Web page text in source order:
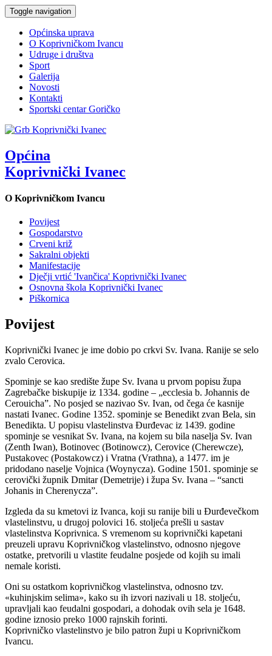
Toggle navigation
Općinska uprava
O Koprivničkom Ivancu
Udruge i društva
Sport
Galerija
Novosti
Kontakti
Sportski centar Goričko
Općina
Koprivnički Ivanec
O Koprivničkom Ivancu
Povijest
Gospodarstvo
Crveni križ
Sakralni objekti
Manifestacije
Dječji vrtić 'Ivančica' Koprivnički Ivanec
Osnovna škola Koprivnički Ivanec
Piškornica
Povijest
Koprivnički Ivanec je ime dobio po crkvi Sv. Ivana. Ranije se selo
zvalo Cerovica.
Spominje se kao središte župe Sv. Ivana u prvom popisu župa
Zagrebačke biskupije iz 1334. godine – „ecclesia b. Johannis de
Cerouicha”. No posjed se nazivao Sv. Ivan, od čega će kasnije
nastati Ivanec. Godine 1352. spominje se Benedikt zvan Bela, sin
Benedikta. U popisu vlastelinstva Đurđevac iz 1439. godine
spominje se vesnikat Sv. Ivana, na kojem su bila naselja Sv. Ivan
(Zenth Iwan), Botinovec (Botinowcz), Cerovice (Cherewcze),
Pustakovec (Postakowcz) i Vratna (Vrathna), a 1477. im je
pridodano naselje Vojnica (Woynycza). Godine 1501. spominje se
cerovički župnik Dmitar (Demetrije) i župa Sv. Ivana – “sancti
Johanis in Cherenycza”.
Izgleda da su kmetovi iz Ivanca, koji su ranije bili u Đurđevečkom
vlastelinstvu, u drugoj polovici 16. stoljeća prešli u sastav
vlastelinstva Koprivnica. S vremenom su koprivnički kapetani
preuzeli upravu Koprivničkog vlastelinstvo, odnosno njegove
ostatke, pretvorili u vlastite feudalne posjede od kojih su imali
nemale koristi.
Oni su ostatkom koprivničkog vlastelinstva, odnosno tzv.
«kuhinjskim selima», kako su ih izvori nazivali u 18. stoljeću,
upravljali kao feudalni gospodari, a dohodak ovih sela je 1648.
godine iznosio preko 1000 rajnskih forinti.
Koprivničko vlastelinstvo je bilo patron župi u Koprivničkom
Ivancu.